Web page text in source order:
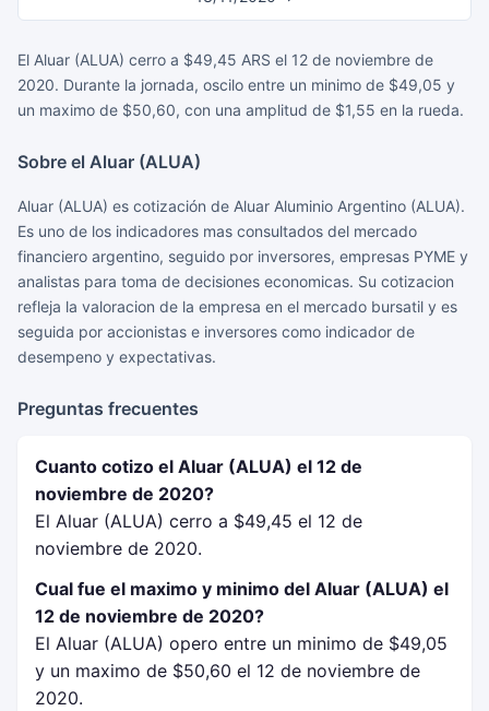
El Aluar (ALUA) cerro a $49,45 ARS el 12 de noviembre de
2020. Durante la jornada, oscilo entre un minimo de $49,05 y
un maximo de $50,60, con una amplitud de $1,55 en la rueda.
Sobre el Aluar (ALUA)
Aluar (ALUA) es cotización de Aluar Aluminio Argentino (ALUA).
Es uno de los indicadores mas consultados del mercado
financiero argentino, seguido por inversores, empresas PYME y
analistas para toma de decisiones economicas. Su cotizacion
refleja la valoracion de la empresa en el mercado bursatil y es
seguida por accionistas e inversores como indicador de
desempeno y expectativas.
Preguntas frecuentes
Cuanto cotizo el Aluar (ALUA) el 12 de
noviembre de 2020?
El Aluar (ALUA) cerro a $49,45 el 12 de
noviembre de 2020.
Cual fue el maximo y minimo del Aluar (ALUA) el
12 de noviembre de 2020?
El Aluar (ALUA) opero entre un minimo de $49,05
y un maximo de $50,60 el 12 de noviembre de
2020.